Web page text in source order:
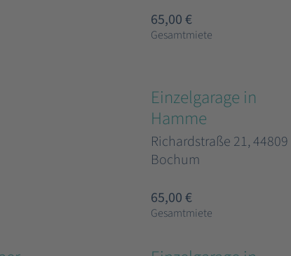
65,00 €
Gesamtmiete
Einzelgarage in
Hamme
Richardstraße 21, 44809
Bochum
65,00 €
Gesamtmiete